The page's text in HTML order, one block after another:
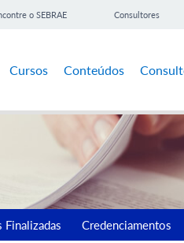
o SEBRAE Consultores
Cursos Conteúdos
Finalizadas Credenciamentos